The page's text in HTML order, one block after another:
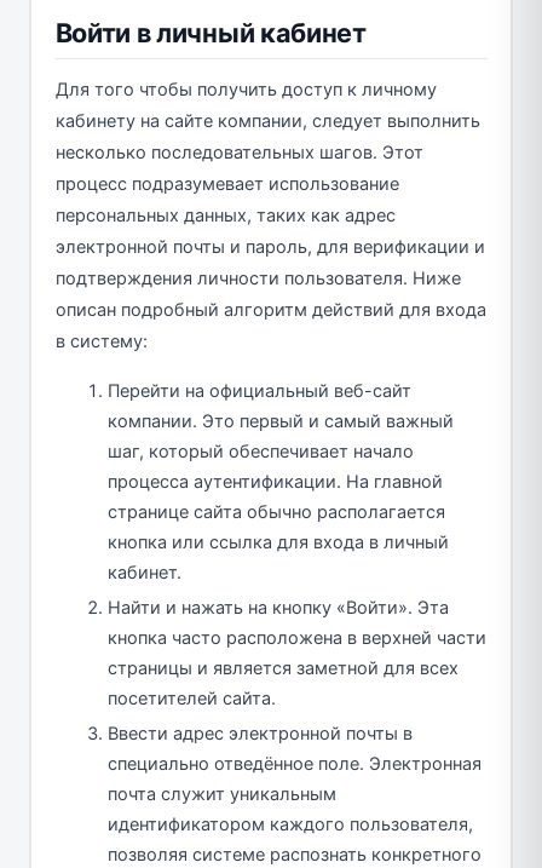
Войти в личный кабинет
Для того чтобы получить доступ к личному
кабинету на сайте компании, следует выполнить
несколько последовательных шагов. Этот
процесс подразумевает использование
персональных данных, таких как адрес
электронной почты и пароль, для верификации и
подтверждения личности пользователя. Ниже
описан подробный алгоритм действий для входа
в систему:
Перейти на официальный веб-сайт
компании. Это первый и самый важный
шаг, который обеспечивает начало
процесса аутентификации. На главной
странице сайта обычно располагается
кнопка или ссылка для входа в личный
кабинет.
Найти и нажать на кнопку «Войти». Эта
кнопка часто расположена в верхней части
страницы и является заметной для всех
посетителей сайта.
Ввести адрес электронной почты в
специально отведённое поле. Электронная
почта служит уникальным
идентификатором каждого пользователя,
позволяя системе распознать конкретного